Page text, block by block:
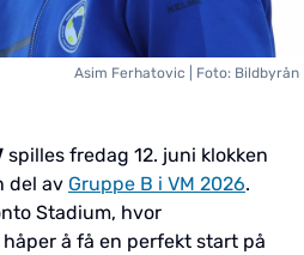
Asim Ferhatovic | Foto: Bildbyrån
spilles fredag 12. juni klokken
del av Gruppe B i VM 2026.
Stadium, hvor
å få en perfekt start på